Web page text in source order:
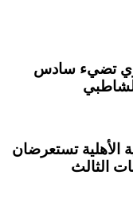
تضيء سادس
الأهلية تستعرضان
الثالث